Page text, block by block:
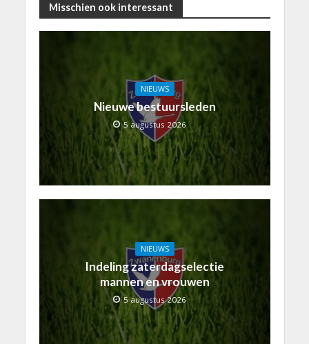
Misschien ook interessant
NIEUWS
Nieuwe bestuursleden
5 augustus 2026
NIEUWS
Indeling zaterdagselectie
mannen en vrouwen
5 augustus 2026